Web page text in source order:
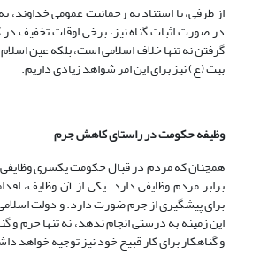
از طرفی، با استناد به رحمانیت عمومی خداوند،
در صورت اثبات گناه نیز، برخی اوقات تخفیف
گرفتن نه تنها خلاف اسلامی است، بلکه عین
بیت (ع) نیز برای این امر شواهد زیادی داریم.
وظیفه حکومت در راستای کاهش جرم
همچنان که مردم در قبال حکومت یکسری
برابر مردم وظایفی دارد. یکی از آن وظایف،
برای پیشگیری از جرم ضورت دارد. و دولت
این زمینه به درستی انجام ندهد، نه تنها جرم و
و گناهکار برای کار قبیح خود نیز توجیه خواهد